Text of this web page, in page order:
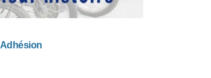
Adhésion